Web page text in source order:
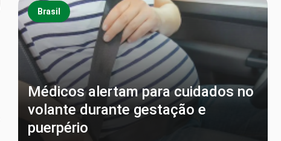
Brasil
Médicos alertam para cuidados no
volante durante gestação e
puerpério